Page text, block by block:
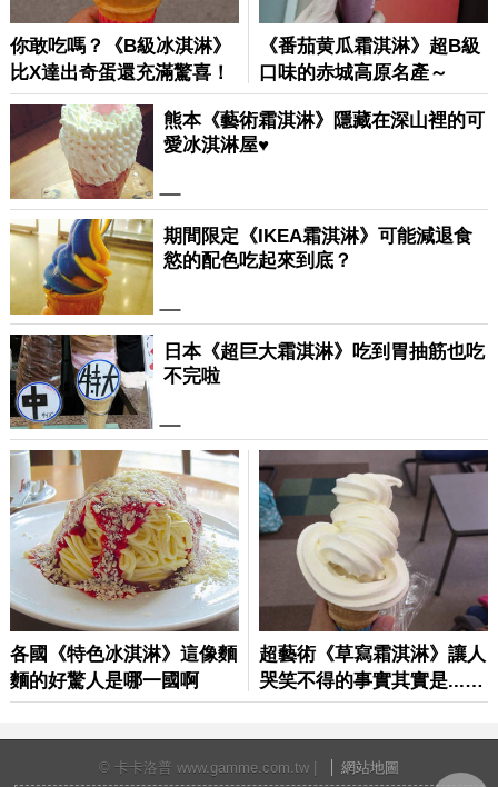
© 卡卡洛普 www.gamme.com.tw | 網站地圖